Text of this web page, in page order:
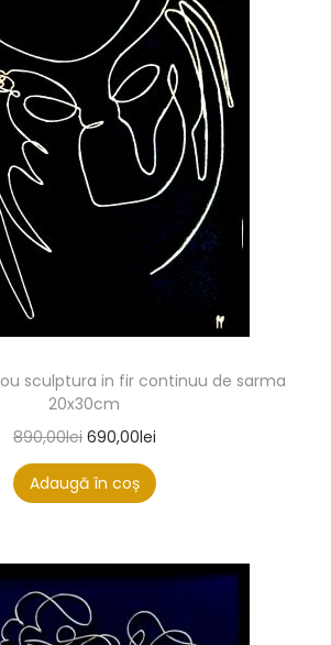
sculptura in fir continuu de sarma
20x30cm
890,00lei 690,00lei
Adaugă în coș